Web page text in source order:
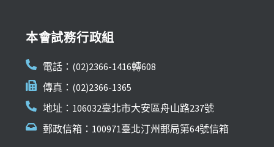
本會試務行政組
電話：(02)2366-1416轉608
傳真：(02)2366-1365
地址：106032臺北市大安區舟山路237號
郵政信箱：100971臺北汀州郵局第64號信箱